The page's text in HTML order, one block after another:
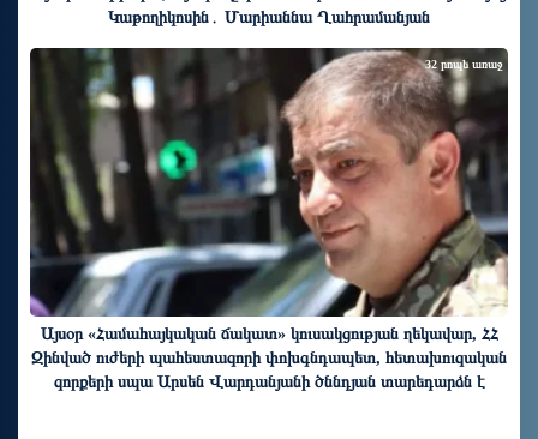
Կաթողիկոսին․ Մարիաննա Ղահրամանյան
Այսօր «Համահայկական ճակատ» կուսակցության ղեկավար, ՀՀ
Զինված ուժերի պահեստազորի փոխգնդապետ, հետախուզական
զորքերի սպա Արսեն Վարդանյանի ծննդյան տարեդարձն է
32 րոպե առաջ